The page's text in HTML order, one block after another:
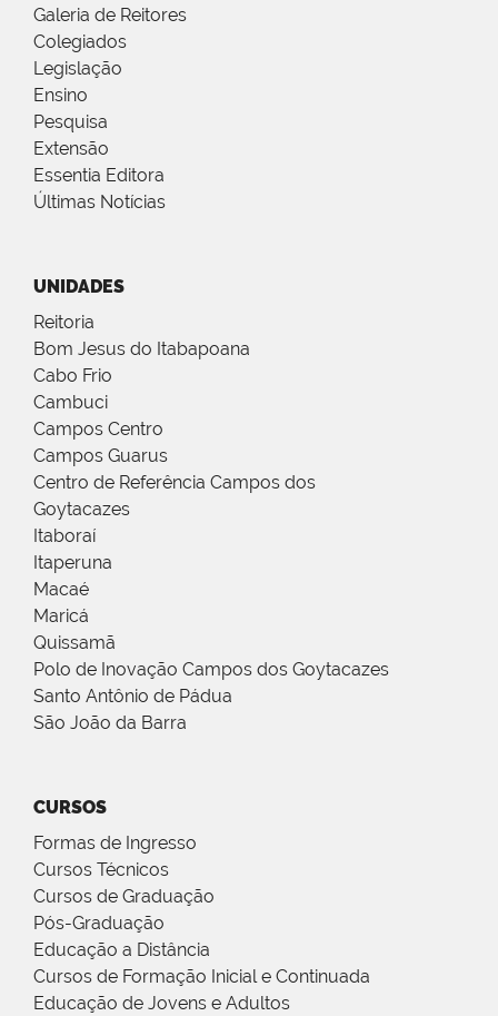
Galeria de Reitores
Colegiados
Legislação
Ensino
Pesquisa
Extensão
Essentia Editora
Últimas Notícias
UNIDADES
Reitoria
Bom Jesus do Itabapoana
Cabo Frio
Cambuci
Campos Centro
Campos Guarus
Centro de Referência Campos dos
Goytacazes
Itaboraí
Itaperuna
Macaé
Maricá
Quissamã
Polo de Inovação Campos dos Goytacazes
Santo Antônio de Pádua
São João da Barra
CURSOS
Formas de Ingresso
Cursos Técnicos
Cursos de Graduação
Pós-Graduação
Educação a Distância
Cursos de Formação Inicial e Continuada
Educação de Jovens e Adultos